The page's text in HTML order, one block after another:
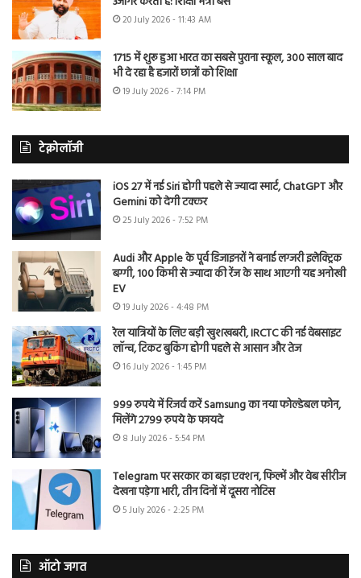
20 July 2026 - 11:43 AM
1715 में शुरू हुआ भारत का सबसे पुराना स्कूल, 300 साल बाद
भी दे रहा है हजारों छात्रों को शिक्षा
19 July 2026 - 7:14 PM
टेक्नोलॉजी
iOS 27 में नई Siri होगी पहले से ज्यादा स्मार्ट, ChatGPT और
Gemini को देगी टक्कर
25 July 2026 - 7:52 PM
Audi और Apple के पूर्व डिजाइनरों ने बनाई लग्जरी इलेक्ट्रिक
बग्गी, 100 किमी से ज्यादा की रेंज के साथ आएगी यह अनोखी
EV
19 July 2026 - 4:48 PM
रेल यात्रियों के लिए बड़ी खुशखबरी, IRCTC की नई वेबसाइट
लॉन्च, टिकट बुकिंग होगी पहले से आसान और तेज
16 July 2026 - 1:45 PM
999 रुपये में रिजर्व करें Samsung का नया फोल्डेबल फोन,
मिलेंगे 2799 रुपये के फायदे
8 July 2026 - 5:54 PM
Telegram पर सरकार का बड़ा एक्शन, फिल्में और वेब सीरीज
देखना पड़ेगा भारी, तीन दिनों में दूसरा नोटिस
5 July 2026 - 2:25 PM
ऑटो जगत